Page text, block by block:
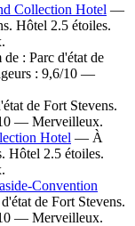
Collection Hotel —
Hôtel 2.5 étoiles.
: Parc d'état de
: 9,6/10 —
de Fort Stevens.
— Merveilleux.
Hotel — À
Hôtel 2.5 étoiles.
Convention
de Fort Stevens.
— Merveilleux.